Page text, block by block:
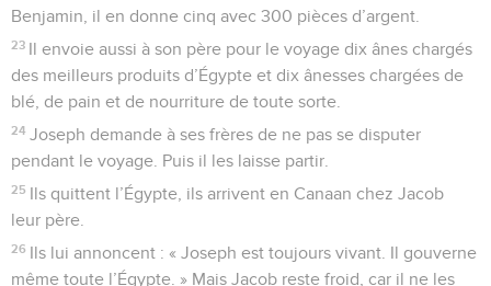
Benjamin, il en donne cinq avec 300 pièces d’argent.
23 Il envoie aussi à son père pour le voyage dix ânes chargés
des meilleurs produits d’Égypte et dix ânesses chargées de
blé, de pain et de nourriture de toute sorte.
24 Joseph demande à ses frères de ne pas se disputer
pendant le voyage. Puis il les laisse partir.
25 Ils quittent l’Égypte, ils arrivent en Canaan chez Jacob
leur père.
26 Ils lui annoncent : « Joseph est toujours vivant. Il gouverne
même toute l’Égypte. » Mais Jacob reste froid, car il ne les